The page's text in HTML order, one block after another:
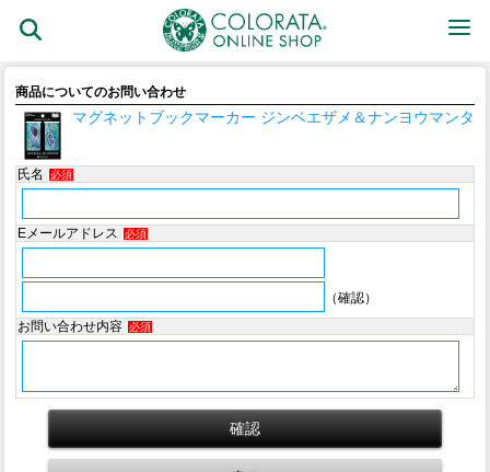
商品についてのお問い合わせ
マグネットブックマーカー ジンベエザメ＆ナンヨウマンタ
氏名 必須
Eメールアドレス 必須
（確認）
お問い合わせ内容 必須